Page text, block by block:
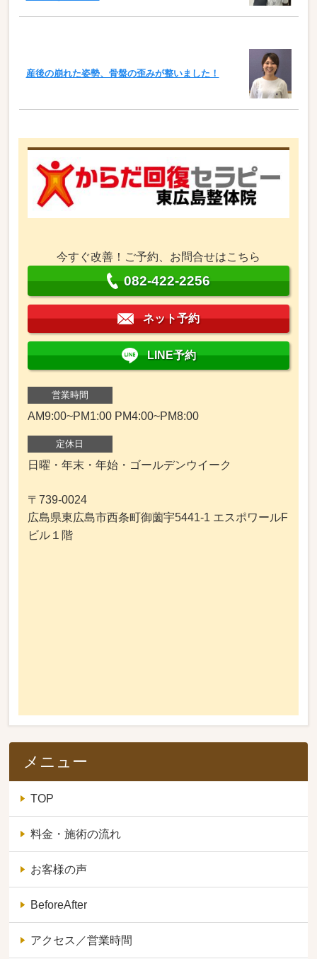
産後の崩れた姿勢、骨盤の歪みが整いました！
今すぐ改善！ご予約、お問合せはこちら
082-422-2256
ネット予約
LINE予約
営業時間
AM9:00~PM1:00 PM4:00~PM8:00
定休日
日曜・年末・年始・ゴールデンウイーク
〒739-0024
広島県東広島市西条町御薗宇5441-1 エスポワールF
ビル１階
メニュー
TOP
料金・施術の流れ
お客様の声
BeforeAfter
アクセス／営業時間